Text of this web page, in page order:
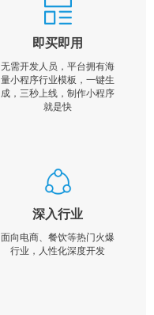
即买即用
无需开发人员，平台拥有海
量小程序行业模板，一键生
成，三秒上线，制作小程序
就是快
深入行业
面向电商、餐饮等热门火爆
行业，人性化深度开发